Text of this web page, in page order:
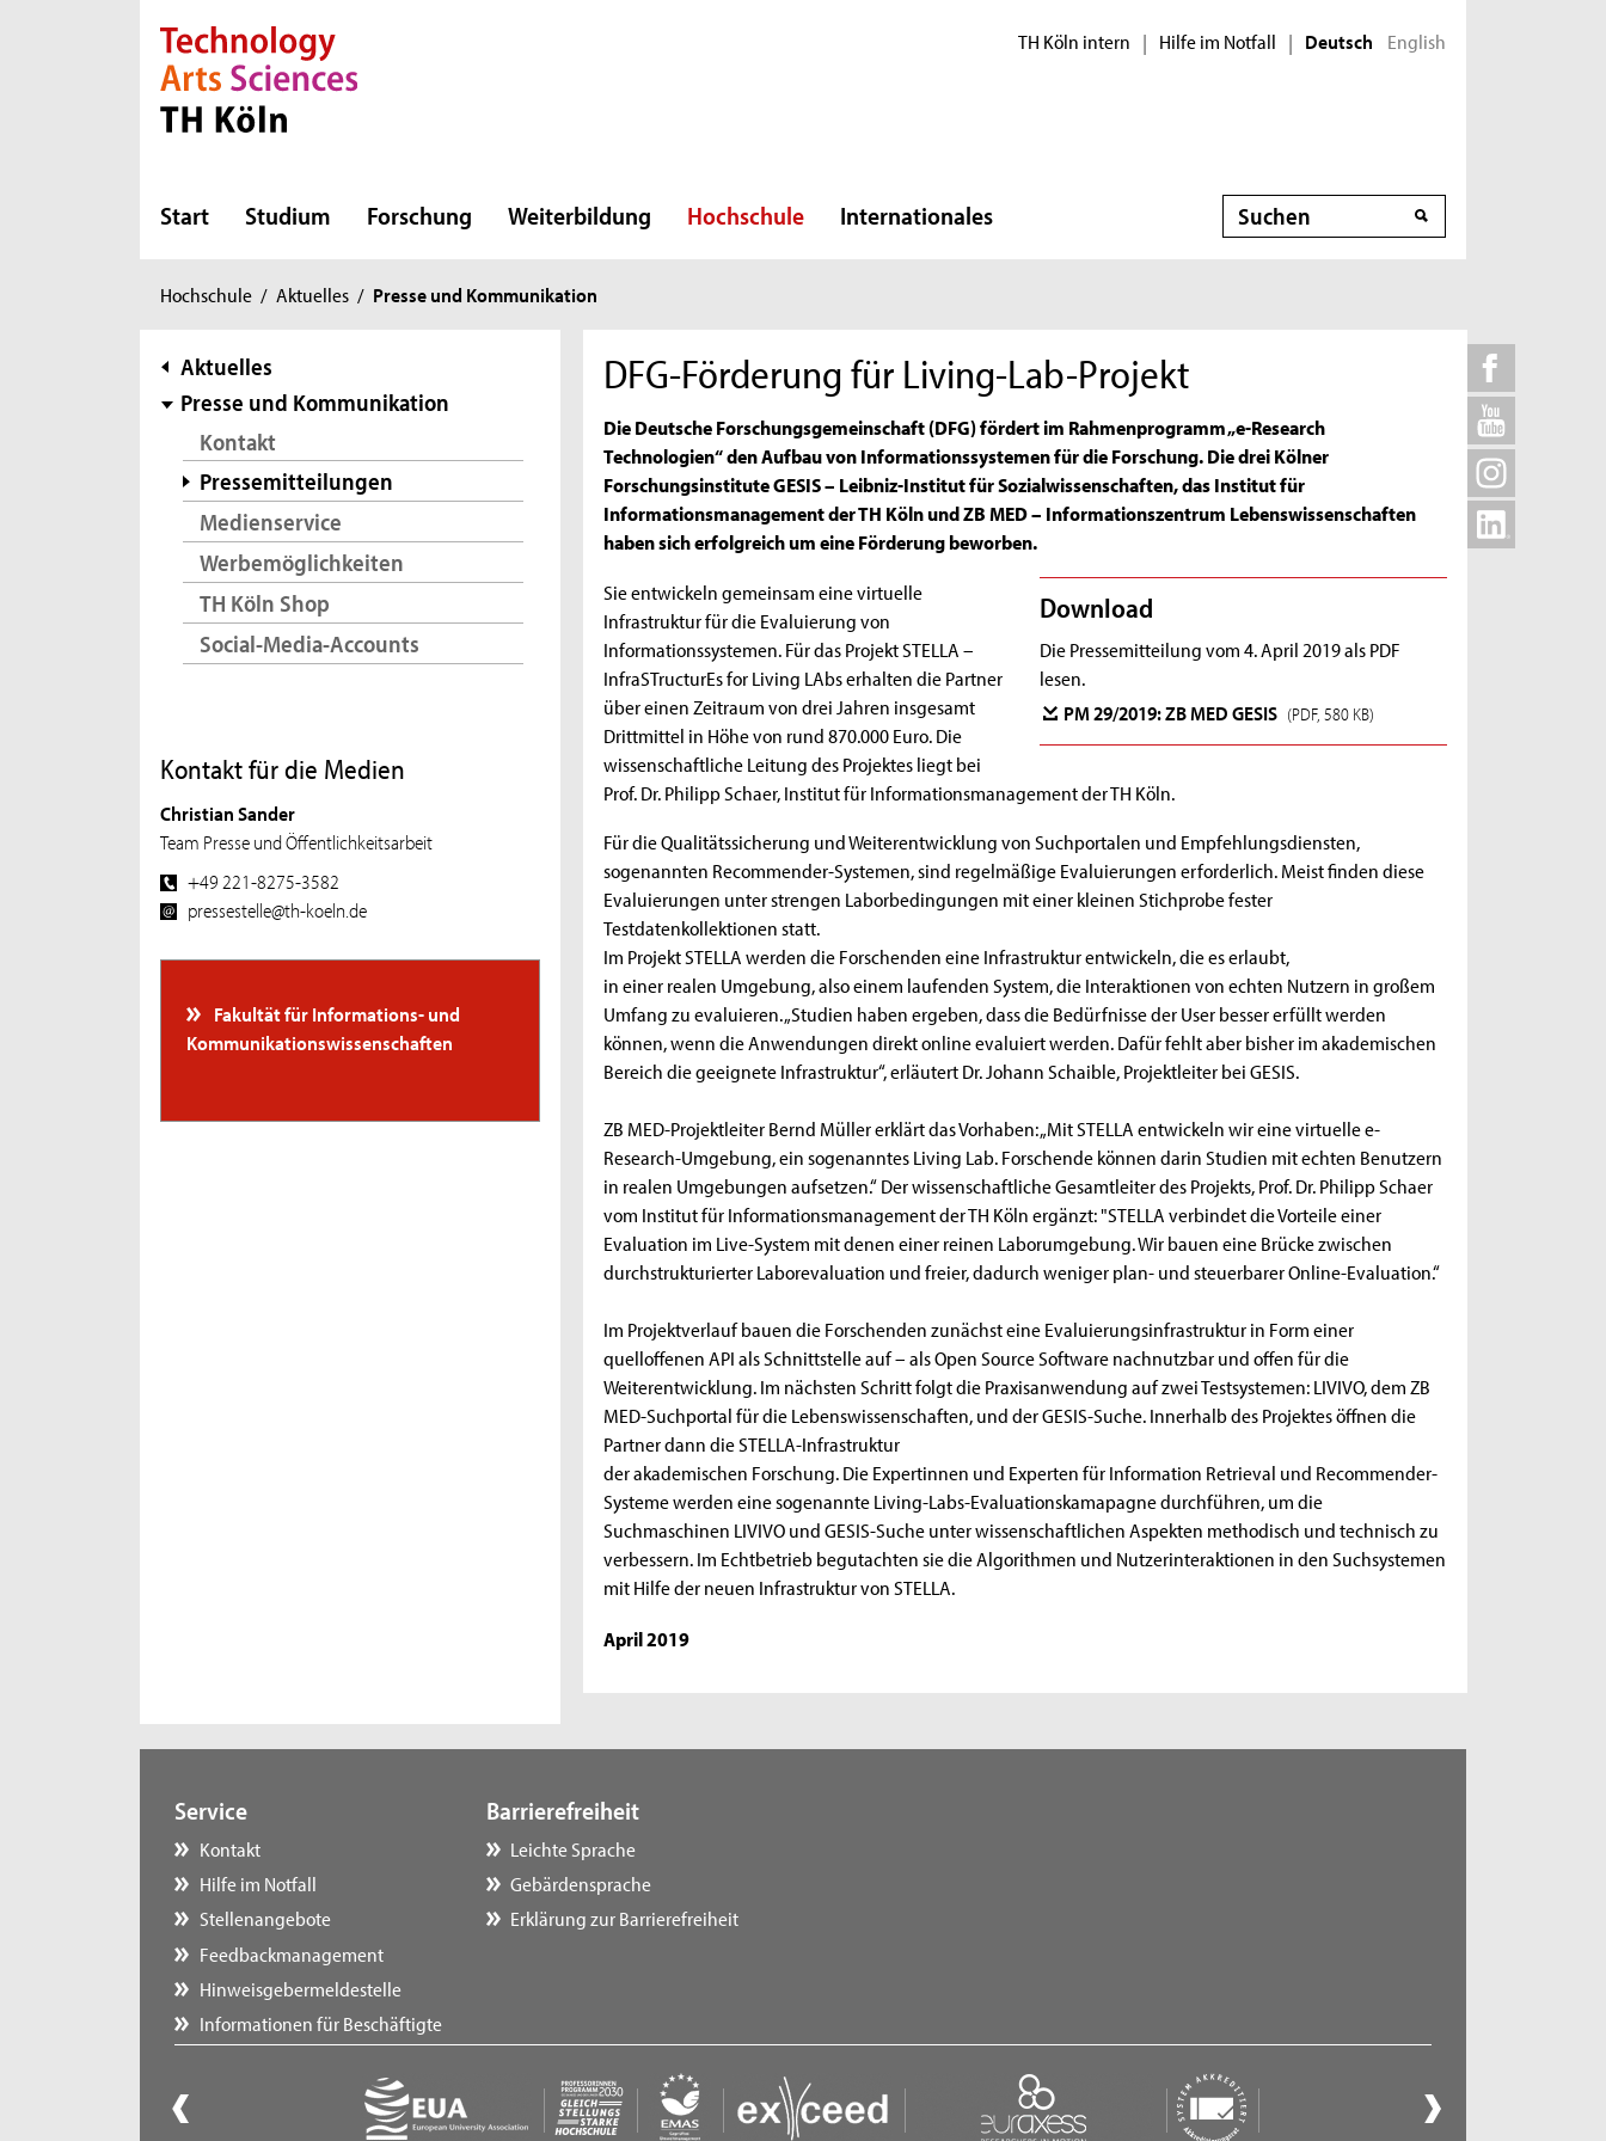
Direkt zur Hauptnavigation
Direkt zur Subnavigation
Direkt zum Inhalt
Direkt zum Fußbereich TH Köln intern | Hilfe im Notfall | Deutsch English
Start Studium Forschung Weiterbildung Hochschule Internationales Suche
Sie
hier:
Hochschule / Aktuelles / Presse und Kommunikation
Subnavigation
Aktuelles
Presse und Kommunikation
Kontakt
Pressemitteilungen
Medienservice
Werbemöglichkeiten
TH Köln Shop
Social-Media-Accounts
Kontakt für die Medien
Christian Sander
Team Presse und Öffentlichkeitsarbeit
+49 221-8275-3582
pressestelle@th-koeln.de
Fakultät für Informations- und
Kommunikationswissenschaften
DFG-Förderung für Living-Lab-Projekt
Die Deutsche Forschungsgemeinschaft (DFG) fördert im Rahmenprogramm „e-Research
Technologien“ den Aufbau von Informationssystemen für die Forschung. Die drei Kölner
Forschungsinstitute GESIS – Leibniz-Institut für Sozialwissenschaften, das Institut für
Informationsmanagement der TH Köln und ZB MED – Informationszentrum Lebenswissenschaften
haben sich erfolgreich um eine Förderung beworben.
Download
Die Pressemitteilung vom 4. April 2019 als PDF
lesen.
PM 29/2019: ZB MED GESIS (PDF, 580 KB)
Sie entwickeln gemeinsam eine virtuelle
Infrastruktur für die Evaluierung von
Informationssystemen. Für das Projekt STELLA –
InfraSTructurEs for Living LAbs erhalten die Partner
über einen Zeitraum von drei Jahren insgesamt
Drittmittel in Höhe von rund 870.000 Euro. Die
wissenschaftliche Leitung des Projektes liegt bei
Prof. Dr. Philipp Schaer, Institut für Informationsmanagement der TH Köln.
Für die Qualitätssicherung und Weiterentwicklung von Suchportalen und Empfehlungsdiensten,
sogenannten Recommender-Systemen, sind regelmäßige Evaluierungen erforderlich. Meist finden diese
Evaluierungen unter strengen Laborbedingungen mit einer kleinen Stichprobe fester
Testdatenkollektionen statt.
Im Projekt STELLA werden die Forschenden eine Infrastruktur entwickeln, die es erlaubt,
in einer realen Umgebung, also einem laufenden System, die Interaktionen von echten Nutzern in großem
Umfang zu evaluieren. „Studien haben ergeben, dass die Bedürfnisse der User besser erfüllt werden
können, wenn die Anwendungen direkt online evaluiert werden. Dafür fehlt aber bisher im akademischen
Bereich die geeignete Infrastruktur“, erläutert Dr. Johann Schaible, Projektleiter bei GESIS.
ZB MED-Projektleiter Bernd Müller erklärt das Vorhaben: „Mit STELLA entwickeln wir eine virtuelle e-
Research-Umgebung, ein sogenanntes Living Lab. Forschende können darin Studien mit echten Benutzern
in realen Umgebungen aufsetzen.“ Der wissenschaftliche Gesamtleiter des Projekts, Prof. Dr. Philipp Schaer
vom Institut für Informationsmanagement der TH Köln ergänzt: "STELLA verbindet die Vorteile einer
Evaluation im Live-System mit denen einer reinen Laborumgebung. Wir bauen eine Brücke zwischen
durchstrukturierter Laborevaluation und freier, dadurch weniger plan- und steuerbarer Online-Evaluation.“
Im Projektverlauf bauen die Forschenden zunächst eine Evaluierungsinfrastruktur in Form einer
quelloffenen API als Schnittstelle auf – als Open Source Software nachnutzbar und offen für die
Weiterentwicklung. Im nächsten Schritt folgt die Praxisanwendung auf zwei Testsystemen: LIVIVO, dem ZB
MED-Suchportal für die Lebenswissenschaften, und der GESIS-Suche. Innerhalb des Projektes öffnen die
Partner dann die STELLA-Infrastruktur
der akademischen Forschung. Die Expertinnen und Experten für Information Retrieval und Recommender-
Systeme werden eine sogenannte Living-Labs-Evaluationskamapagne durchführen, um die
Suchmaschinen LIVIVO und GESIS-Suche unter wissenschaftlichen Aspekten methodisch und technisch zu
verbessern. Im Echtbetrieb begutachten sie die Algorithmen und Nutzerinteraktionen in den Suchsystemen
mit Hilfe der neuen Infrastruktur von STELLA.
April 2019
Service
Kontakt
Hilfe im Notfall
Stellenangebote
Feedbackmanagement
Hinweisgebermeldestelle
Informationen für Beschäftigte
Barrierefreiheit
Leichte Sprache
Gebärdensprache
Erklärung zur Barrierefreiheit